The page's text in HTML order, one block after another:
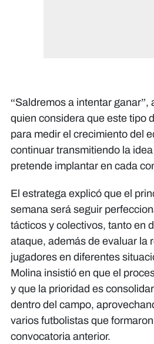
“Saldremos a intentar ganar”,
quien considera que este tipo
para medir el crecimiento del
continuar transmitiendo la
pretende implantar en cada
El estratega explicó que el
semana será seguir
tácticos y colectivos, tanto en
ataque, además de evaluar la
jugadores en diferentes
Molina insistió en que el
y que la prioridad es
dentro del campo,
varios futbolistas que
convocatoria anterior.